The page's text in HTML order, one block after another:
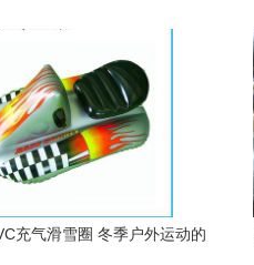
充气滑雪圈 冬季户外运动的